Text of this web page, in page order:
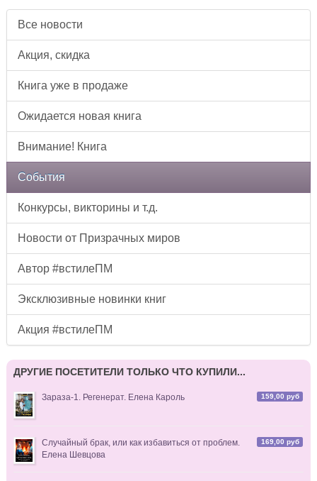
Все новости
Акция, скидка
Книга уже в продаже
Ожидается новая книга
Внимание! Книга
События
Конкурсы, викторины и т.д.
Новости от Призрачных миров
Автор #встилеПМ
Эксклюзивные новинки книг
Акция #встилеПМ
ДРУГИЕ ПОСЕТИТЕЛИ ТОЛЬКО ЧТО КУПИЛИ...
159,00 руб
Зараза-1. Регенерат. Елена Кароль
169,00 руб
Случайный брак, или как избавиться от проблем.
Елена Шевцова